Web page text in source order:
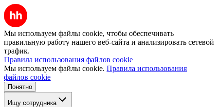
Мы используем файлы cookie, чтобы обеспечивать
правильную работу нашего веб-сайта и анализировать сетевой
трафик.
Правила использования файлов cookie
Мы используем файлы cookie. Правила использования
файлов cookie
Понятно
Ищу сотрудника